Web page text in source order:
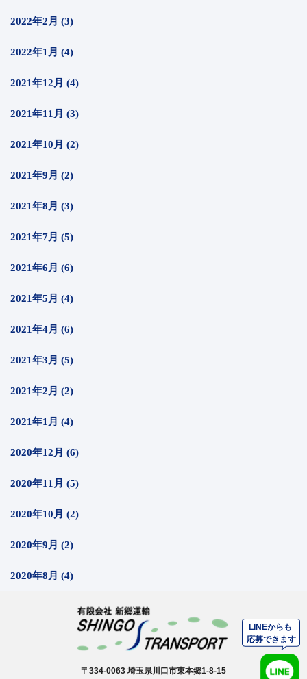
2022年2月 (3)
2022年1月 (4)
2021年12月 (4)
2021年11月 (3)
2021年10月 (2)
2021年9月 (2)
2021年8月 (3)
2021年7月 (5)
2021年6月 (6)
2021年5月 (4)
2021年4月 (6)
2021年3月 (5)
2021年2月 (2)
2021年1月 (4)
2020年12月 (6)
2020年11月 (5)
2020年10月 (2)
2020年9月 (2)
2020年8月 (4)
〒334-0063 埼玉県川口市東本郷1-8-15